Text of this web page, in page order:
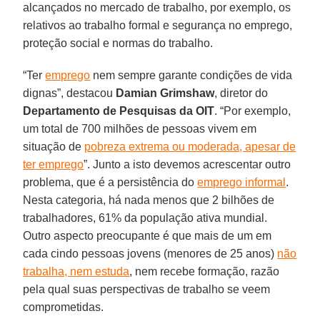
alcançados no mercado de trabalho, por exemplo, os
relativos ao trabalho formal e segurança no emprego,
proteção social e normas do trabalho.
“Teremprego nem sempre garante condições de vida
dignas”, destacou Damian Grimshaw, diretor do
Departamento de Pesquisas da OIT. “Por exemplo,
um total de 700 milhões de pessoas vivem em
situação de pobreza extrema ou moderada, apesar de
ter emprego”. Junto a isto devemos acrescentar outro
problema, que é a persistência doemprego informal .
Nesta categoria, há nada menos que 2 bilhões de
trabalhadores, 61% da população ativa mundial.
Outro aspecto preocupante é que mais de um em
cada cindo pessoas jovens (menores de 25 anos) não
trabalha, nem estuda, nem recebe formação, razão
pela qual suas perspectivas de trabalho se veem
comprometidas.